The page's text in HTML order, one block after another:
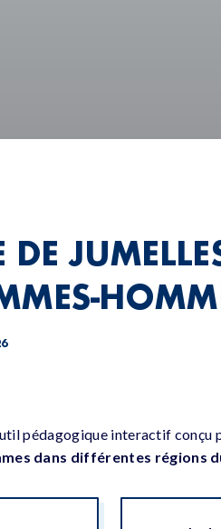
pédagogique interactif
dans différentes régions